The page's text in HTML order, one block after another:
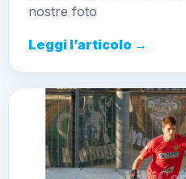
nostre foto
Leggi l’articolo →